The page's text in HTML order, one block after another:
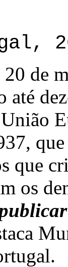
de
até
que
que
os